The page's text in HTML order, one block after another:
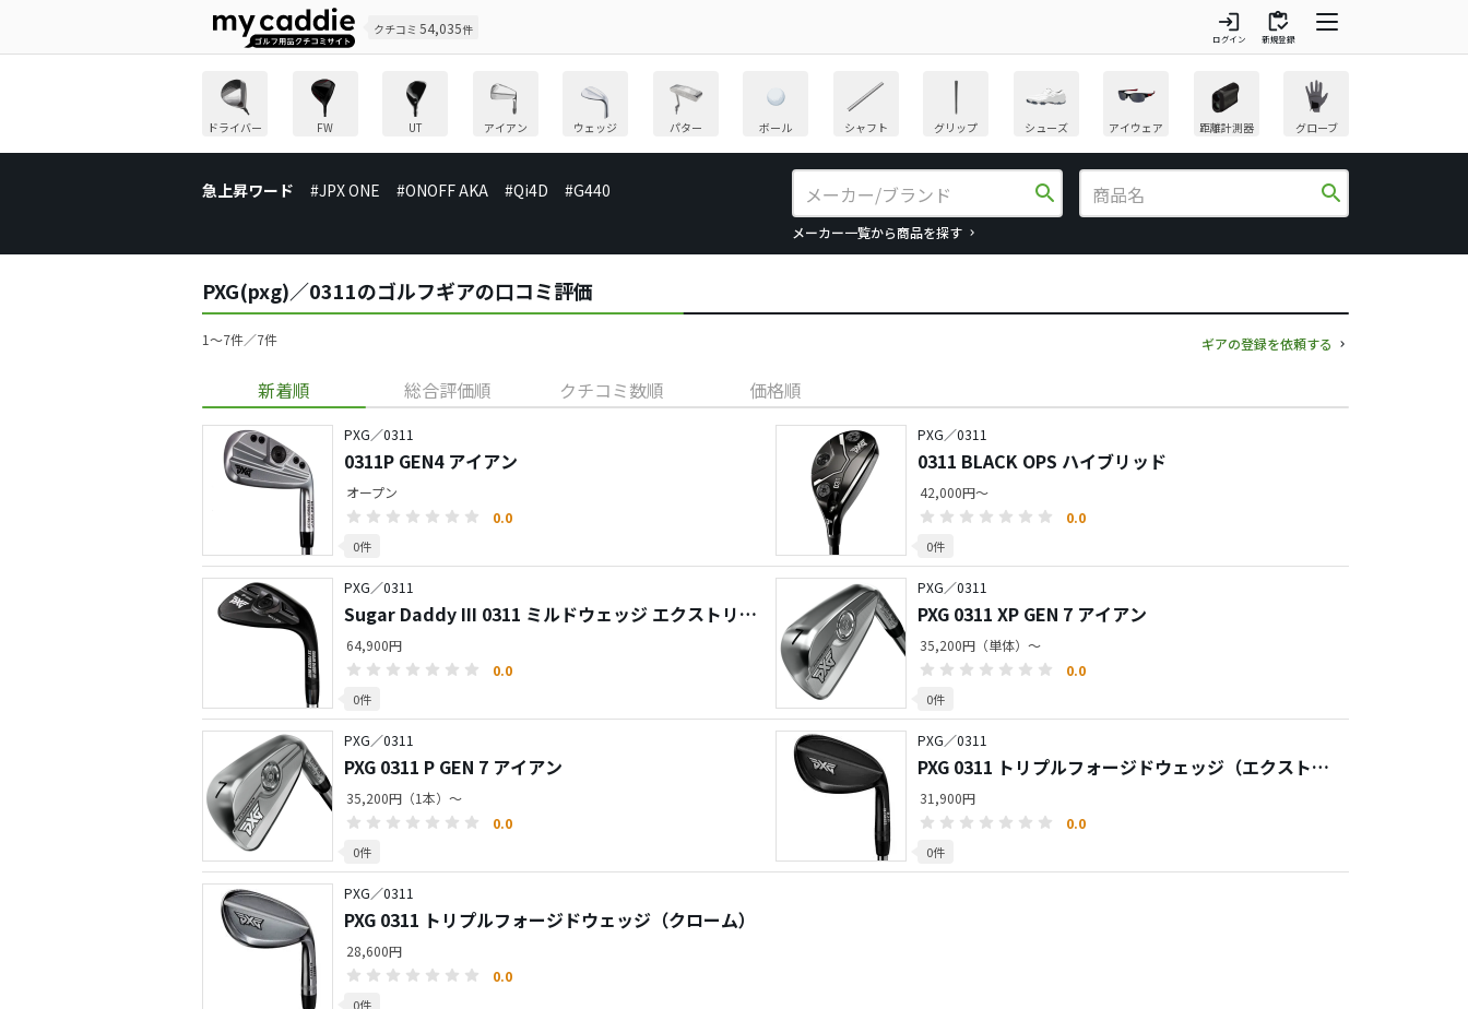
クチコミ 54,035件 login
ログイン
inventory
新規登録
ドライバー FW UT アイアン ウェッジ パター ボール シャフト グリップ シューズ アイウェア 距離計測器 グローブ
急上昇ワード #JPX ONE #ONOFF AKA #Qi4D #G440 search
メーカー一覧から商品を探す
search
PXG(pxg)／0311のゴルフギアの口コミ評価
1〜7件／7件 ギアの登録を依頼する
新着順 総合評価順 クチコミ数順 価格順
PXG／0311
0311P GEN4 アイアン
オープン
0.0
0件
PXG／0311
0311 BLACK OPS ハイブリッド
42,000円～
0.0
0件
PXG／0311
Sugar Daddy III 0311 ミルドウェッジ エクストリー
ムダークフィニッシュ
64,900円
0.0
0件
PXG／0311
PXG 0311 XP GEN 7 アイアン
35,200円（単体）～
0.0
0件
PXG／0311
PXG 0311 P GEN 7 アイアン
35,200円（1本）～
0.0
0件
PXG／0311
PXG 0311 トリプルフォージドウェッジ（エクストリ
ームダーク）
31,900円
0.0
0件
PXG／0311
PXG 0311 トリプルフォージドウェッジ（クローム）
28,600円
0.0
0件